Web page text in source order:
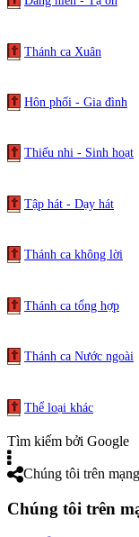
Thánh ca Xuân
Hôn phối - Gia đình
Thiếu nhi - Sinh hoạt
Tập hát - Dạy hát
Thánh ca không lời
Thánh ca tổng hợp
Thánh ca Nước ngoài
Thể loại khác
Tìm kiếm bởi Google
Chúng tôi trên
Chúng tôi trên